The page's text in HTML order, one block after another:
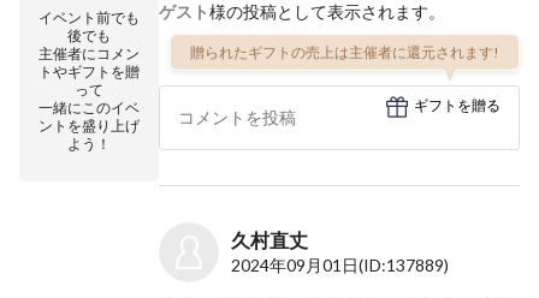
イベント前でも
後でも
主催者にコメン
トやギフトを贈
って
一緒にこのイベ
ントを盛り上げ
よう！
ゲスト様の投稿として表示されます。
贈られたギフトの売上は主催者に還元されます!
ギフトを贈る
久村直丈
2024年09月01日(ID:137889)